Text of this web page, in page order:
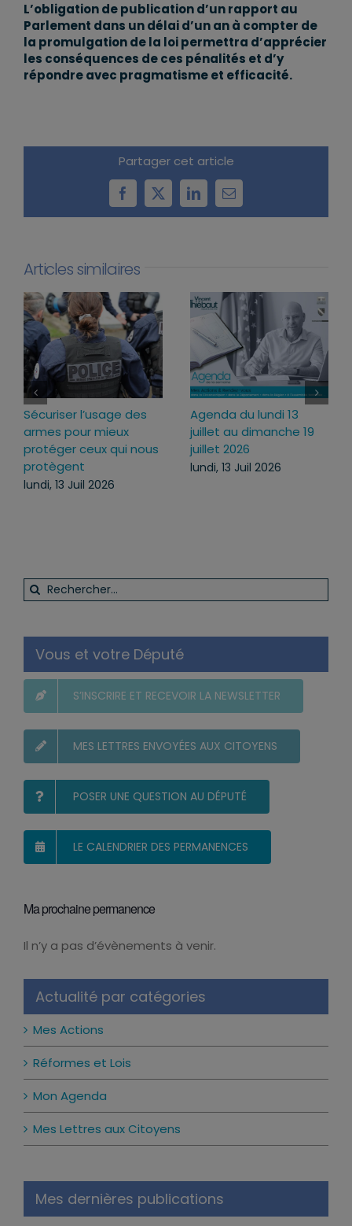
L’obligation de publication d’un rapport au
Parlement dans un délai d’un an à compter de
la promulgation de la loi permettra d’apprécier
les conséquences de ces pénalités et d’y
répondre avec pragmatisme et efficacité.
Partager cet article
Facebook
X LinkedInEmail
Articles similaires
Loi d’urgence agricole :
pourquoi j’ai voté pour
ce texte
mercredi, 22 Juil 2026
Projet de loi RIPOST :
des réponses fermes
face aux atteintes à
l’ordre public du
Rechercher:
Vous et votre Député
S’INSCRIRE ET RECEVOIR LA NEWSLETTER
MES LETTRES ENVOYÉES AUX CITOYENS
POSER UNE QUESTION AU DÉPUTÉ
LE CALENDRIER DES PERMANENCES
Actualité par catégories
Mes Actions
Réformes et Lois
Mon Agenda
Mes Lettres aux Citoyens
Mes dernières publications